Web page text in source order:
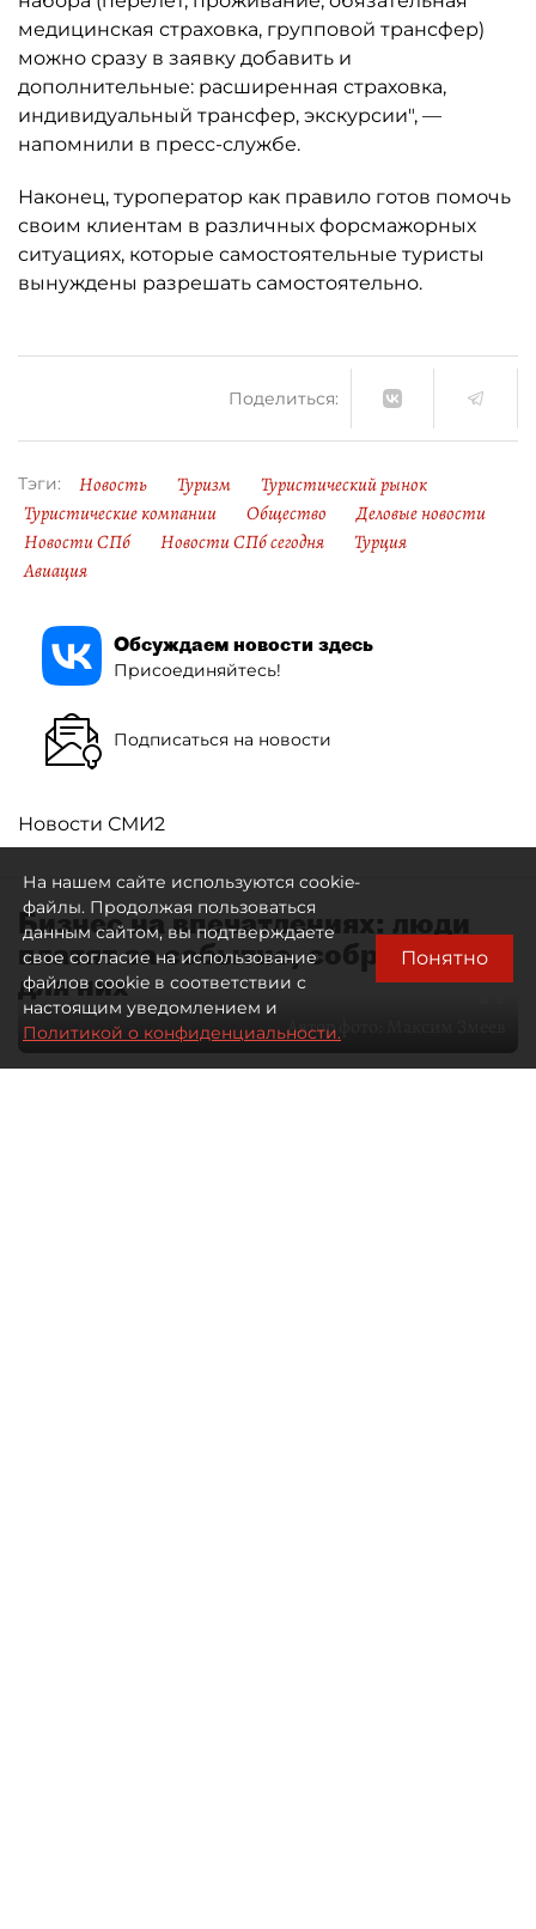
медицинская страховка, групповой трансфер)
можно сразу в заявку добавить и
дополнительные: расширенная страховка,
индивидуальный трансфер, экскурсии", —
напомнили в пресс-службе.
Наконец, туроператор как правило готов помочь
своим клиентам в различных форсмажорных
ситуациях, которые самостоятельные туристы
вынуждены разрешать самостоятельно.
Поделиться:
Тэги: Новость Туризм
Туристический рынок
Туристические компании
Общество
Деловые новости
Новости СПб
Новости СПб сегодня
Турция
Авиация
Обсуждаем новости здесь
Присоединяйтесь!
Подписаться на новости
Новости СМИ2
Бизнес на впечатлениях: люди
платят за событие, собранное
для них
Автор фото:
На нашем сайте используются cookie-
файлы. Продолжая пользоваться
данным сайтом, вы подтверждаете
свое согласие на использование
файлов cookie в соответствии с
настоящим уведомлением и
Политикой о конфиденциальности.
Понятно